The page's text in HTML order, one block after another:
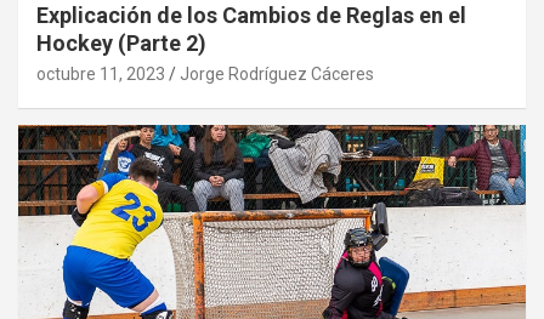
Explicación de los Cambios de Reglas en el
Hockey (Parte 2)
octubre 11, 2023 Jorge Rodríguez Cáceres